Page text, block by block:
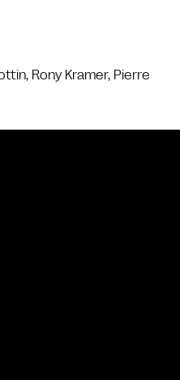
Rony Kramer, Pierre